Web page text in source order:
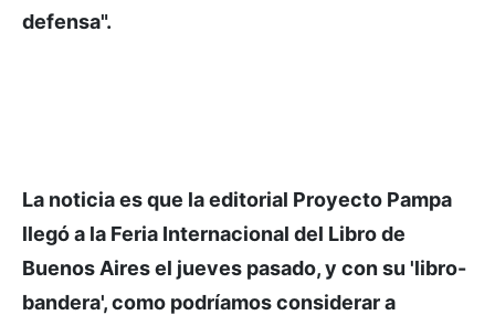
defensa".
La noticia es que la editorial Proyecto Pampa
llegó a la Feria Internacional del Libro de
Buenos Aires el jueves pasado, y con su 'libro-
bandera', como podríamos considerar a